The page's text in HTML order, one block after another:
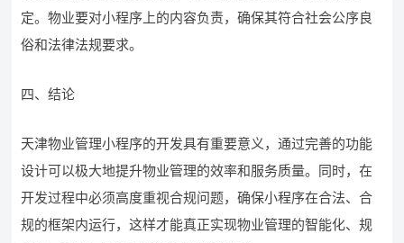
定。物业要对小程序上的内容负责，确保其符合社会公序良
俗和法律法规要求。
四、结论
天津物业管理小程序的开发具有重要意义，通过完善的功能
设计可以极大地提升物业管理的效率和服务质量。同时，在
开发过程中必须高度重视合规问题，确保小程序在合法、合
规的框架内运行，这样才能真正实现物业管理的智能化、规